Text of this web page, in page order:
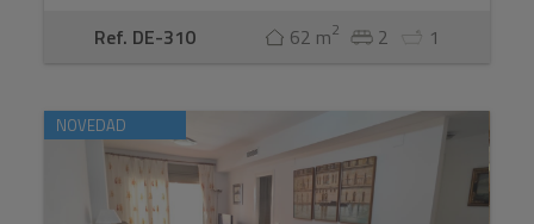
Ref. DE-310 62 m2 2 1
NOVEDAD